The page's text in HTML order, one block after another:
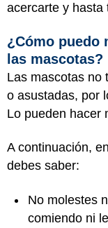
acercarte y hasta
¿Cómo puedo
las mascotas?
Las mascotas no
o asustadas, por
Lo pueden hacer
A continuación,
debes saber:
No molestes
comiendo ni